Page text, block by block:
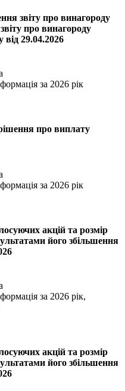
звіту про винагороду
про винагороду
від 29.04.2026
за 2026 рік
про виплату
за 2026 рік
акцій та розмір
його збільшення
за 2026 рік,
акцій та розмір
його збільшення